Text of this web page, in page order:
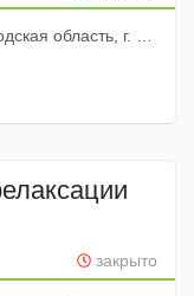
ул. Мерецкова-Волосова, д. 5/2
закрыто